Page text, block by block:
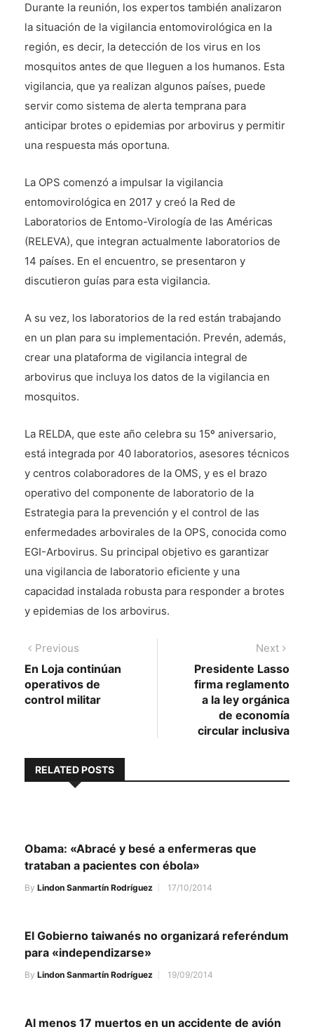
Durante la reunión, los expertos también analizaron
la situación de la vigilancia entomovirológica en la
región, es decir, la detección de los virus en los
mosquitos antes de que lleguen a los humanos. Esta
vigilancia, que ya realizan algunos países, puede
servir como sistema de alerta temprana para
anticipar brotes o epidemias por arbovirus y permitir
una respuesta más oportuna.
La OPS comenzó a impulsar la vigilancia
entomovirológica en 2017 y creó la Red de
Laboratorios de Entomo-Virología de las Américas
(RELEVA), que integran actualmente laboratorios de
14 países. En el encuentro, se presentaron y
discutieron guías para esta vigilancia.
A su vez, los laboratorios de la red están trabajando
en un plan para su implementación. Prevén, además,
crear una plataforma de vigilancia integral de
arbovirus que incluya los datos de la vigilancia en
mosquitos.
La RELDA, que este año celebra su 15º aniversario,
está integrada por 40 laboratorios, asesores técnicos
y centros colaboradores de la OMS, y es el brazo
operativo del componente de laboratorio de la
Estrategia para la prevención y el control de las
enfermedades arbovirales de la OPS, conocida como
EGI-Arbovirus. Su principal objetivo es garantizar
una vigilancia de laboratorio eficiente y una
capacidad instalada robusta para responder a brotes
y epidemias de los arbovirus.
Navegación
de
entradas
Previous
post:
En Loja continúan
operativos de
control militar
Next
post:
Presidente Lasso
firma reglamento
a la ley orgánica
de economía
circular inclusiva
RELATED POSTS
Obama: «Abracé y besé a enfermeras que
trataban a pacientes con ébola»
By Lindon Sanmartín Rodríguez 17/10/2014
El Gobierno taiwanés no organizará referéndum
para «independizarse»
By Lindon Sanmartín Rodríguez 19/09/2014
Al menos 17 muertos en un accidente de avión